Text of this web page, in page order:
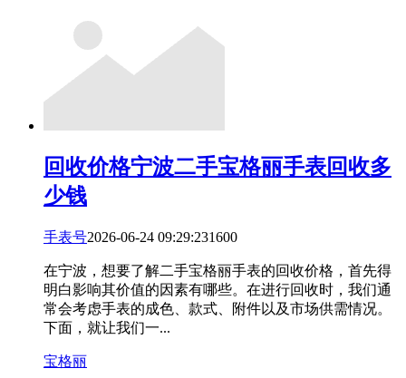
回收价格宁波二手宝格丽手表回收多
少钱
手表号2026-06-24 09:29:231600
在宁波，想要了解二手宝格丽手表的回收价格，首先得
明白影响其价值的因素有哪些。在进行回收时，我们通
常会考虑手表的成色、款式、附件以及市场供需情况。
下面，就让我们一...
宝格丽